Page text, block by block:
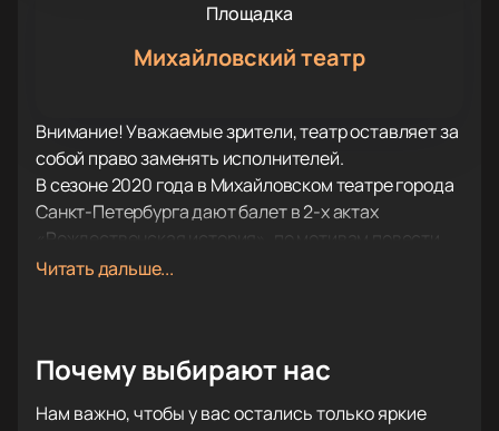
Площадка
Михайловский театр
Внимание! Уважаемые зрители, театр оставляет за
собой право заменять исполнителей.
В сезоне 2020 года в Михайловском театре города
Санкт-Петербурга дают балет в 2-х актах
«Рождественская история», по мотивам повести
Чарльза Диккенса, на музыку Петра Ильича
эксперименты с танцем в роли хореографа и в
спектакль «Рождественская история».
Читать дальше...
Почему выбирают нас
Нам важно, чтобы у вас остались только яркие